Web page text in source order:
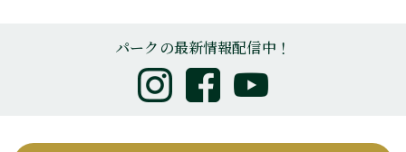
パークの最新情報配信中！